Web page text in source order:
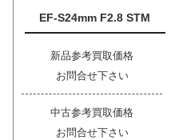
EF-S24mm F2.8 STM
新品参考買取価格
お問合せ下さい
中古参考買取価格
お問合せ下さい